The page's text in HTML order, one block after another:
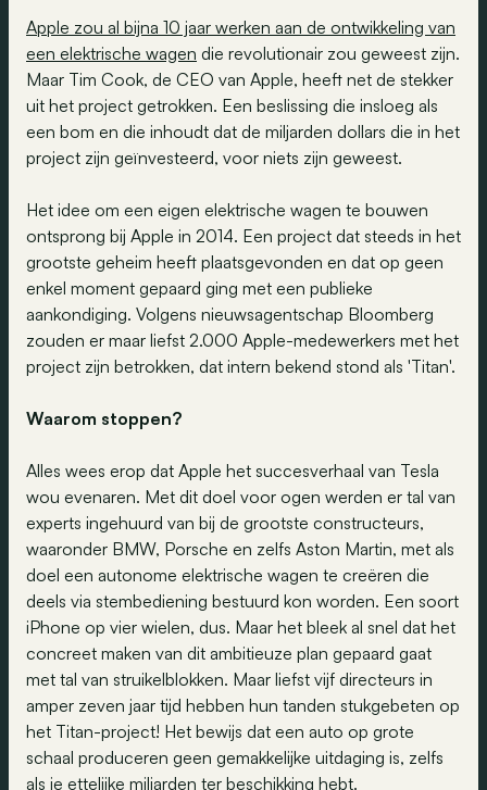
Apple zou al bijna 10 jaar werken aan de ontwikkeling van
een elektrische wagen die revolutionair zou geweest zijn.
Maar Tim Cook, de CEO van Apple, heeft net de stekker
uit het project getrokken. Een beslissing die insloeg als
een bom en die inhoudt dat de miljarden dollars die in het
project zijn geïnvesteerd, voor niets zijn geweest.
Het idee om een eigen elektrische wagen te bouwen
ontsprong bij Apple in 2014. Een project dat steeds in het
grootste geheim heeft plaatsgevonden en dat op geen
enkel moment gepaard ging met een publieke
aankondiging. Volgens nieuwsagentschap Bloomberg
zouden er maar liefst 2.000 Apple-medewerkers met het
project zijn betrokken, dat intern bekend stond als 'Titan'.
Waarom stoppen?
Alles wees erop dat Apple het succesverhaal van Tesla
wou evenaren. Met dit doel voor ogen werden er tal van
experts ingehuurd van bij de grootste constructeurs,
waaronder BMW, Porsche en zelfs Aston Martin, met als
doel een autonome elektrische wagen te creëren die
deels via stembediening bestuurd kon worden. Een soort
iPhone op vier wielen, dus. Maar het bleek al snel dat het
concreet maken van dit ambitieuze plan gepaard gaat
met tal van struikelblokken. Maar liefst vijf directeurs in
amper zeven jaar tijd hebben hun tanden stukgebeten op
het Titan-project! Het bewijs dat een auto op grote
schaal produceren geen gemakkelijke uitdaging is, zelfs
als je ettelijke miljarden ter beschikking hebt.